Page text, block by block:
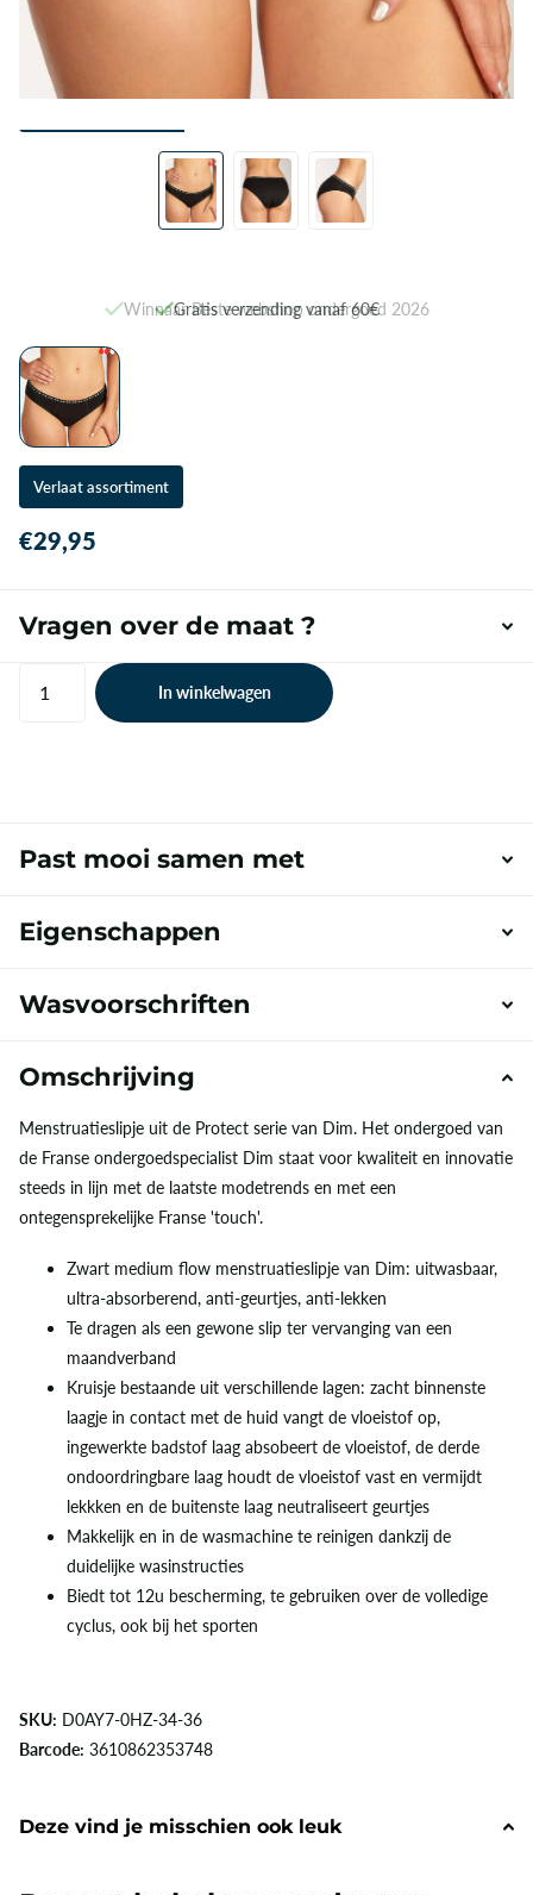
Winnaar Beste webshop ondergoed 2026
Verlaat assortiment
€29,95
Vragen over de maat ?
In winkelwagen
Past mooi samen met
Eigenschappen
Wasvoorschriften
Omschrijving
Menstruatieslipje uit de Protect serie van Dim. Het ondergoed van
de Franse ondergoedspecialist Dim staat voor kwaliteit en innovatie
steeds in lijn met de laatste modetrends en met een
ontegensprekelijke Franse 'touch'.
Zwart medium flow menstruatieslipje van Dim: uitwasbaar,
ultra-absorberend, anti-geurtjes, anti-lekken
Te dragen als een gewone slip ter vervanging van een
maandverband
Kruisje bestaande uit verschillende lagen: zacht binnenste
laagje in contact met de huid vangt de vloeistof op,
ingewerkte badstof laag absobeert de vloeistof, de derde
ondoordringbare laag houdt de vloeistof vast en vermijdt
lekkken en de buitenste laag neutraliseert geurtjes
Makkelijk en in de wasmachine te reinigen dankzij de
duidelijke wasinstructies
Biedt tot 12u bescherming, te gebruiken over de volledige
cyclus, ook bij het sporten
SKU: D0AY7-0HZ-34-36
Barcode: 3610862353748
Deze vind je misschien ook leuk